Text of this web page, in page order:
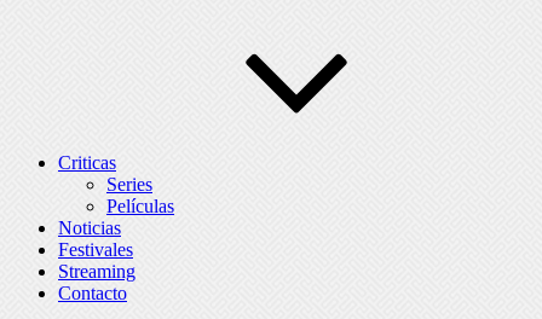
Criticas
Series
Películas
Noticias
Festivales
Streaming
Contacto